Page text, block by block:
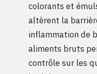
colorants et
altèrent la
inflammation de
aliments bruts
contrôle sur les